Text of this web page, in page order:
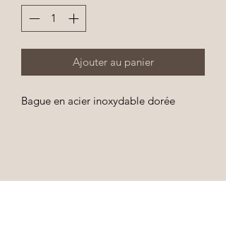
Ajouter au panier
Bague en acier inoxydable dorée